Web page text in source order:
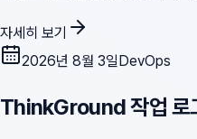
자세히 보기
2026년 8월 3일DevOps
ThinkGround 작업